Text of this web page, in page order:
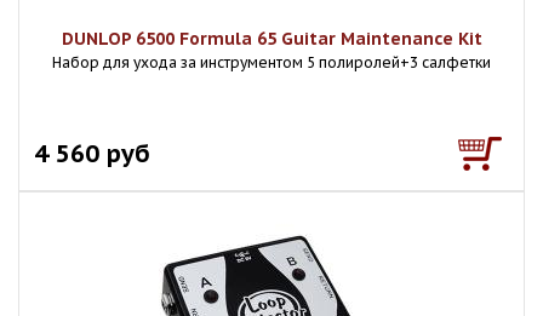
DUNLOP 6500 Formula 65 Guitar Maintenance Kit
Набор для ухода за инструментом 5 полиролей+3 салфетки
4 560 руб